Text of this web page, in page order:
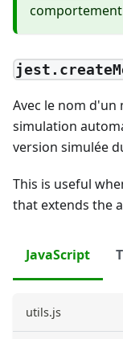
Avec le nom d'un
simulation
version simulée
This is useful
that extends the
JavaScript
utils.js